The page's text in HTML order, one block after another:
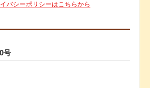
バシーポリシーはこちらから
号